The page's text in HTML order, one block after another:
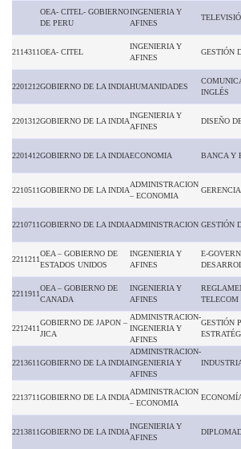
OEA- CITEL- GOBIERNO
DE PERU
INGENIERIA Y
AFINES
2114311OEA- CITEL
INGENIERIA Y
AFINES
GESTIÓN
2201212GOBIERNO DE LA INDIAHUMANIDADES
INGLÉS
2201312GOBIERNO DE LA INDIA
INGENIERIA Y
AFINES
DISEÑO
2201412GOBIERNO DE LA INDIAECONOMIA BANCA Y
2210511GOBIERNO DE LA INDIA
ADMINISTRACION
– ECONOMIA
2210711GOBIERNO DE LA INDIAADMINISTRACION GESTIÓN
2211211
OEA – GOBIERNO DE
ESTADOS UNIDOS
INGENIERIA Y
AFINES
E-
2211911
OEA – GOBIERNO DE
CANADA
INGENIERIA Y
AFINES
TELECOM
2212411
GOBIERNO DE JAPON –
JICA
ADMINISTRACION-
INGENIERIA Y
AFINES
GESTIÓN
2213611GOBIERNO DE LA INDIA
ADMINISTRACION-
INGENIERIA Y
AFINES
2213711GOBIERNO DE LA INDIA
ADMINISTRACION
– ECONOMIA
2213811GOBIERNO DE LA INDIA
INGENIERIA Y
AFINES